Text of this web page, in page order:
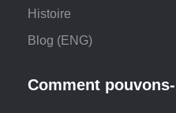
Histoire
Blog (ENG)
Comment